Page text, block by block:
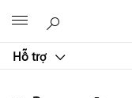
Hỗ trợ